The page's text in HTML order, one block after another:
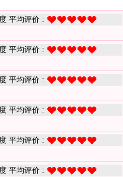
平均评价 :
平均评价 :
平均评价 :
平均评价 :
平均评价 :
平均评价 :